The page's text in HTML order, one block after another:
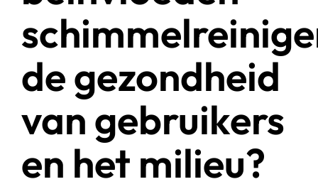
de gezondheid
van gebruikers
en het milieu?